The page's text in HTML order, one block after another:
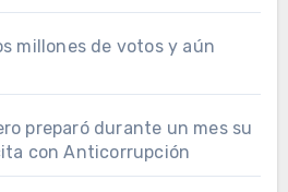
millones de votos y aún
preparó durante un mes su
con Anticorrupción